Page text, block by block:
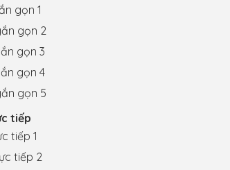
gọn 1
gọn 2
gọn 3
gọn 4
gọn 5
tiếp
tiếp 1
tiếp 2